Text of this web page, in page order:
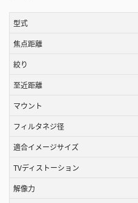
型式
焦点距離
絞り
至近距離
マウント
フィルタネジ径
適合イメージサイズ
TVディストーション
解像力